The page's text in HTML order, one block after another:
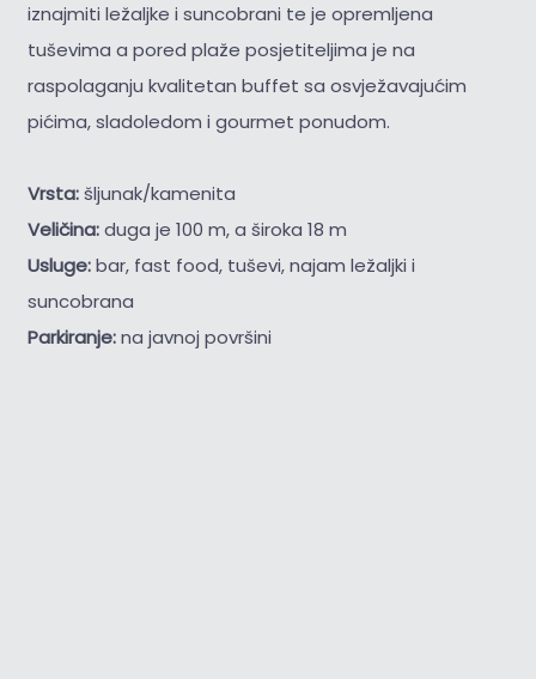
iznajmiti ležaljke i suncobrani te je opremljena
tuševima a pored plaže posjetiteljima je na
raspolaganju kvalitetan buffet sa osvježavajućim
pićima, sladoledom i gourmet ponudom.
Vrsta:šljunak/kamenita
Veličina:duga je 100 m, a široka 18 m
Usluge:bar, fast food, tuševi, najam ležaljki i
suncobrana
Parkiranje:na javnoj površini